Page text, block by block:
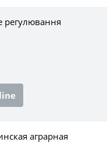
регулювання
аграрная